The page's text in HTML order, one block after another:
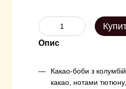
Опис
Какао-боби з
какао, нотами